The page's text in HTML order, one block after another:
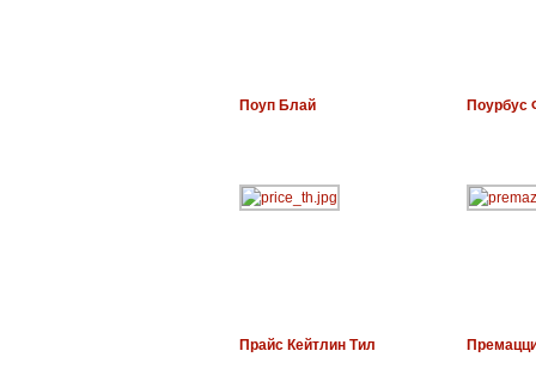
Поуп Блай Поурбус
Прайс Кейтлин Тил